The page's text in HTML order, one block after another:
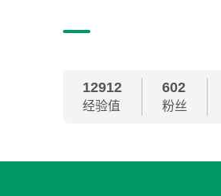
12912
经验值
602
粉丝